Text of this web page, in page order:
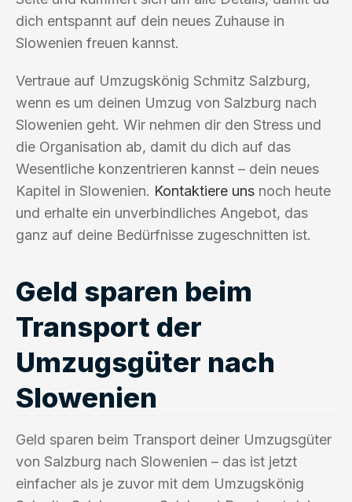
dich entspannt auf dein neues Zuhause in
Slowenien freuen kannst.
Vertraue auf Umzugskönig Schmitz Salzburg,
wenn es um deinen Umzug von Salzburg nach
Slowenien geht. Wir nehmen dir den Stress und
die Organisation ab, damit du dich auf das
Wesentliche konzentrieren kannst – dein neues
Kapitel in Slowenien. Kontaktiere uns noch heute
und erhalte ein unverbindliches Angebot, das
ganz auf deine Bedürfnisse zugeschnitten ist.
Geld sparen beim
Transport der
Umzugsgüter nach
Slowenien
Geld sparen beim Transport deiner Umzugsgüter
von Salzburg nach Slowenien – das ist jetzt
einfacher als je zuvor mit dem Umzugskönig